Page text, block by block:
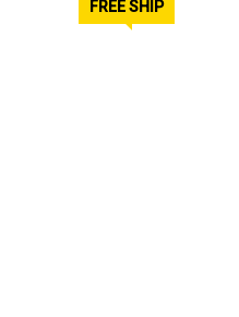
FREE SHIP